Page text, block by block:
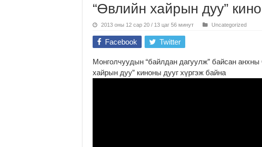
“Өвлийн хайрын дуу”
2013 оны 12 сар 20 / 13 цаг 56 минут Uncategorized
Facebook Twitter
Монголчуудын “байлдан дагуулж” байсан
хайрын дуу” киноны дууг хүргэж байна